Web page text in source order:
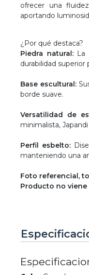
ofrecer una
aportando
¿Por qué destaca?
Piedra natural:La
durabilidad superior
Base escultural:
borde suave.
Versatilidad de
minimalista,
Perfil esbelto:
manteniendo una
Foto referencial,
Producto no